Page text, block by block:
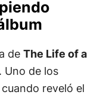
de The Life of a
Uno de los
reveló el